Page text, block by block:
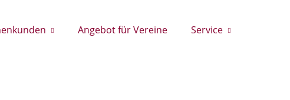
Angebot für Vereine Service